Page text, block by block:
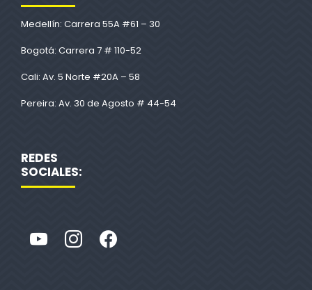
Medellín: Carrera 55A #61 – 30
Bogotá: Carrera 7 # 110-52
Cali: Av. 5 Norte #20A – 58
Pereira: Av. 30 de Agosto # 44-54
REDES
SOCIALES: